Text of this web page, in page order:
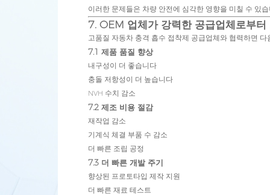
이러한 문제들은 차량 안전에 심각한 영향을 미칠 수 있습
7. OEM 업체가 강력한 공급업체로부터
고품질 자동차 충격 흡수 접착제 공급업체와 협력하면
7.1 제품 품질 향상
내구성이 더 좋습니다
충돌 저항성이 더 높습니다
NVH 수치 감소
7.2 제조 비용 절감
재작업 감소
기계식 체결 부품 수 감소
더 빠른 조립 공정
7.3 더 빠른 개발 주기
향상된 프로토타입 제작 지원
더 빠른 재료 테스트